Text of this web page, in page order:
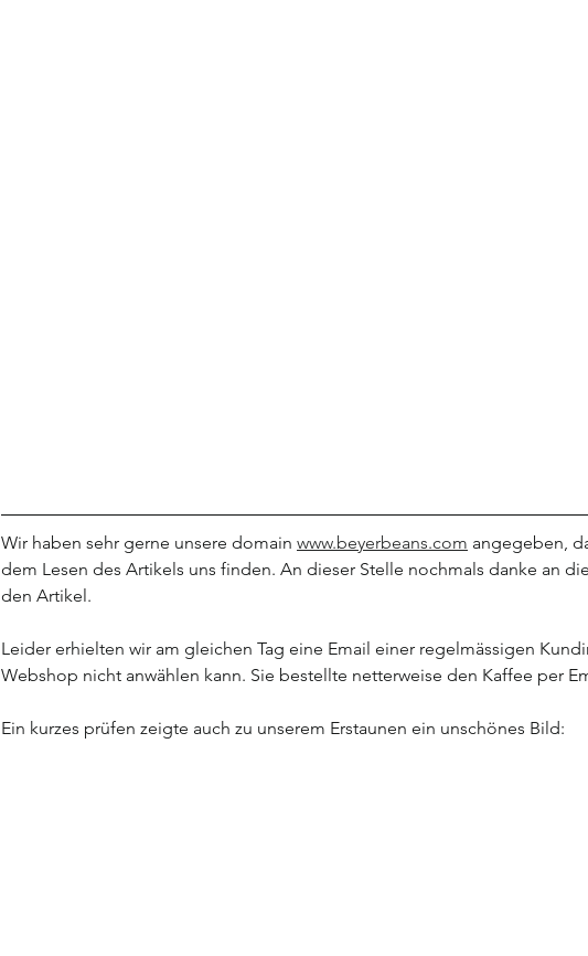
Wir haben sehr gerne unsere domain www.beyerbeans.com angegeben,
dem Lesen des Artikels uns finden. An dieser Stelle nochmals danke an
den Artikel.
Leider erhielten wir am gleichen Tag eine Email einer regelmässigen
Webshop nicht anwählen kann. Sie bestellte netterweise den Kaffee per
Ein kurzes prüfen zeigte auch zu unserem Erstaunen ein unschönes Bild: